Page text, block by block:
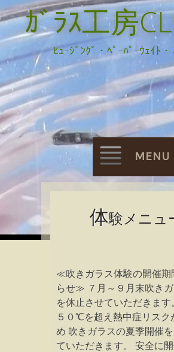
ｶﾞﾗｽ工房
ﾋｭｰｼﾞﾝｸﾞ・ﾍﾟｰﾊﾟｰｳｪｲﾄ
MENU
to
体験メニュ
≪吹きガラス体験の開催期
らせ≫ ７月～９月末吹き
を休止させていただきます
５０℃を超え熱中症リスク
め 吹きガラスの夏季開催
ていただきます。 安全に